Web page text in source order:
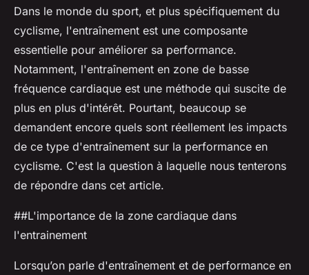
Quels sont les effets de
l'entraînement en zone de
basse fréquence cardiaque sur
la performance en cyclisme?
Lenny•12 juillet 2024 •6 min de lecture
Dans le monde du sport, et plus spécifiquement du
cyclisme, l'entraînement est une composante
essentielle pour améliorer sa performance.
Notamment, l'entraînement en zone de basse
fréquence cardiaque est une méthode qui suscite de
plus en plus d'intérêt. Pourtant, beaucoup se
demandent encore quels sont réellement les impacts
de ce type d'entraînement sur la performance en
cyclisme. C'est la question à laquelle nous tenterons
de répondre dans cet article.
##L'importance de la zone cardiaque dans
l'entrainement
Lorsqu’on parle d'entraînement et de performance en